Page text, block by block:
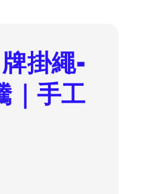
掛繩-
｜手工